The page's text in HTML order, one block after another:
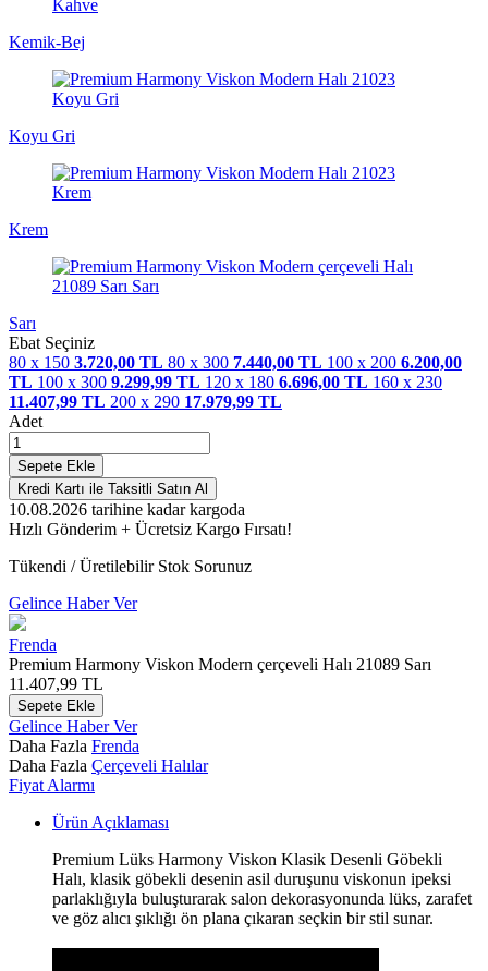
Kemik-Bej
Koyu Gri
Krem
Sarı
Ebat Seçiniz
80 x 150 3.720,00 TL 80 x 300 7.440,00 TL 100 x 200 6.200,00
TL 100 x 300 9.299,99 TL 120 x 180 6.696,00 TL 160 x 230
11.407,99 TL 200 x 290 17.979,99 TL
Adet
Sepete Ekle
Kredi Kartı ile Taksitli Satın Al
10.08.2026 tarihine kadar kargoda
Hızlı Gönderim + Ücretsiz Kargo Fırsatı!
Tükendi / Üretilebilir Stok Sorunuz
Gelince Haber Ver
Frenda
Premium Harmony Viskon Modern çerçeveli Halı 21089 Sarı
11.407,99 TL
Sepete Ekle
Gelince Haber Ver
Daha Fazla Frenda
Daha Fazla Çerçeveli Halılar
Fiyat Alarmı
Ürün Açıklaması
Premium Lüks Harmony Viskon Klasik Desenli Göbekli
Halı, klasik göbekli desenin asil duruşunu viskonun ipeksi
parlaklığıyla buluşturarak salon dekorasyonunda lüks, zarafet
ve göz alıcı şıklığı ön plana çıkaran seçkin bir stil sunar.